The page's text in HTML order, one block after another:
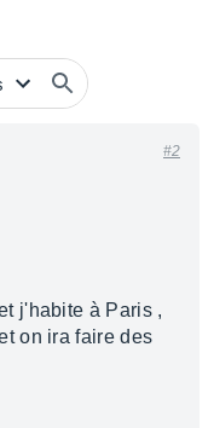
#2
j'habite à Paris ,
on ira faire des